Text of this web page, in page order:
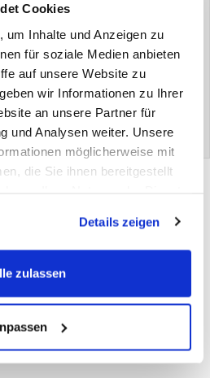
Cookies
um Inhalte und Anzeigen zu
für soziale Medien anbieten
auf unsere Website zu
wir Informationen zu Ihrer
an unsere Partner für
und Analysen weiter. Unsere
möglicherweise mit
die Sie ihnen bereitgestellt
Details zeigen
zulassen
IQ |
Geschäftsbedingungen